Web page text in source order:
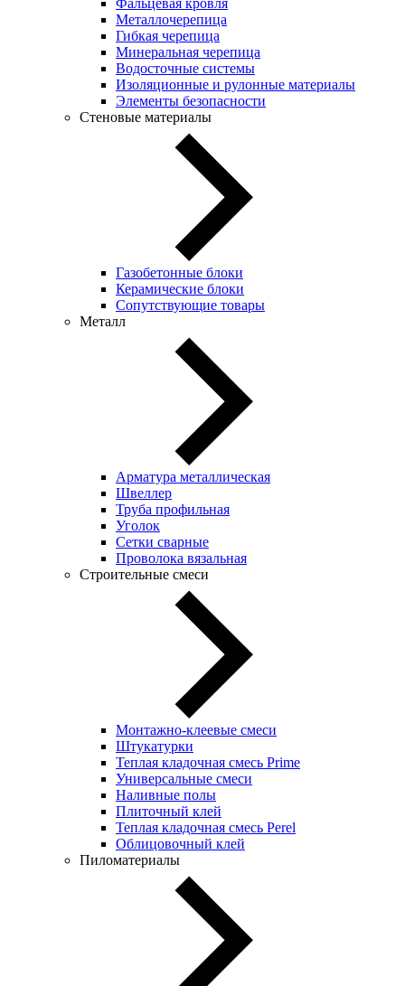
Металлочерепица
Гибкая черепица
Минеральная черепица
Водосточные системы
Изоляционные и рулонные материалы
Элементы безопасности
Стеновые материалы
Газобетонные блоки
Керамические блоки
Сопутствующие товары
Металл
Арматура металлическая
Швеллер
Труба профильная
Уголок
Сетки сварные
Проволока вязальная
Строительные смеси
Монтажно-клеевые смеси
Штукатурки
Теплая кладочная смесь Prime
Универсальные смеси
Наливные полы
Плиточный клей
Теплая кладочная смесь Perel
Облицовочный клей
Пиломатериалы